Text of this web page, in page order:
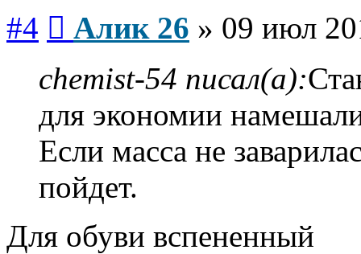
#4 Алик 26 » 09 июл
chemist-54 писал(а):
для экономии
Если масса не
пойдет.
Для обуви вспененный